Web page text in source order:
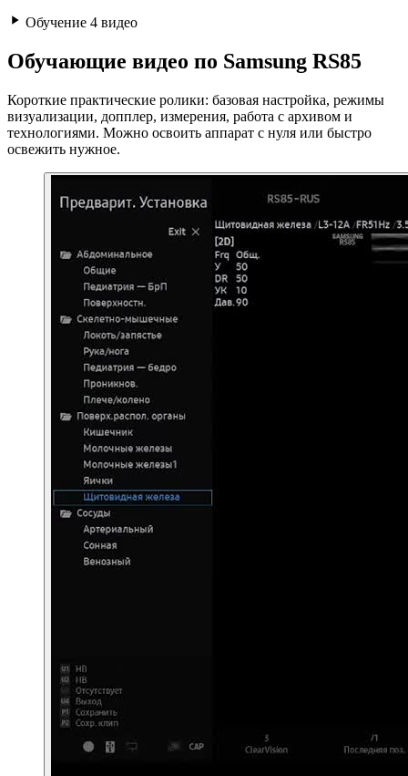
Обучение 4 видео
Обучающие видео по Samsung RS85
Короткие практические ролики: базовая настройка, режимы
визуализации, допплер, измерения, работа с архивом и
технологиями. Можно освоить аппарат с нуля или быстро
освежить нужное.